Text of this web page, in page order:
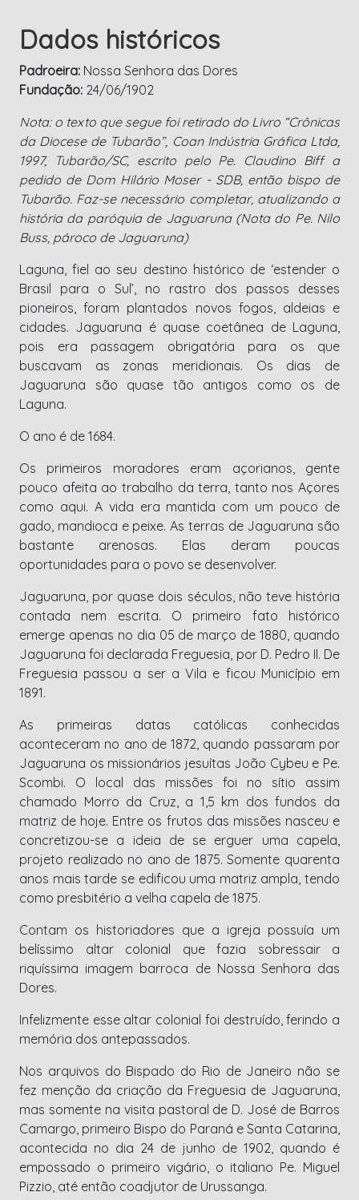
Dados históricos
Padroeira: Nossa Senhora das Dores
Fundação: 24/06/1902
Nota: o texto que segue foi retirado do Livro “Crônicas
da Diocese de Tubarão”, Coan Indústria Gráfica Ltda,
1997, Tubarão/SC, escrito pelo Pe. Claudino Biff a
pedido de Dom Hilário Moser - SDB, então bispo de
Tubarão. Faz-se necessário completar, atualizando a
história da paróquia de Jaguaruna (Nota do Pe. Nilo
Buss, pároco de Jaguaruna)
Laguna, fiel ao seu destino histórico de ‘estender o
Brasil para o Sul’, no rastro dos passos desses
pioneiros, foram plantados novos fogos, aldeias e
cidades. Jaguaruna é quase coetânea de Laguna,
pois era passagem obrigatória para os que
buscavam as zonas meridionais. Os dias de
Jaguaruna são quase tão antigos como os de
Laguna.
O ano é de 1684.
Os primeiros moradores eram açorianos, gente
pouco afeita ao trabalho da terra, tanto nos Açores
como aqui. A vida era mantida com um pouco de
gado, mandioca e peixe. As terras de Jaguaruna são
bastante arenosas. Elas deram poucas
oportunidades para o povo se desenvolver.
Jaguaruna, por quase dois séculos, não teve história
contada nem escrita. O primeiro fato histórico
emerge apenas no dia 05 de março de 1880, quando
Jaguaruna foi declarada Freguesia, por D. Pedro II. De
Freguesia passou a ser a Vila e ficou Município em
1891.
As primeiras datas católicas conhecidas
aconteceram no ano de 1872, quando passaram por
Jaguaruna os missionários jesuítas João Cybeu e Pe.
Scombi. O local das missões foi no sítio assim
chamado Morro da Cruz, a 1,5 km dos fundos da
matriz de hoje. Entre os frutos das missões nasceu e
concretizou-se a ideia de se erguer uma capela,
projeto realizado no ano de 1875. Somente quarenta
anos mais tarde se edificou uma matriz ampla, tendo
como presbitério a velha capela de 1875.
Contam os historiadores que a igreja possuía um
belíssimo altar colonial que fazia sobressair a
riquíssima imagem barroca de Nossa Senhora das
Dores.
Infelizmente esse altar colonial foi destruído, ferindo a
memória dos antepassados.
Nos arquivos do Bispado do Rio de Janeiro não se
fez menção da criação da Freguesia de Jaguaruna,
mas somente na visita pastoral de D. José de Barros
Camargo, primeiro Bispo do Paraná e Santa Catarina,
acontecida no dia 24 de junho de 1902, quando é
empossado o primeiro vigário, o italiano Pe. Miguel
Pizzio, até então coadjutor de Urussanga.